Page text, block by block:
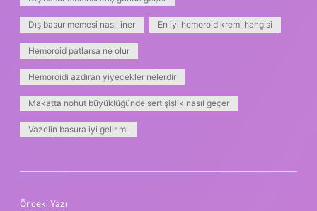
Dış basur memesi nasıl iner En iyi hemoroid kremi hangisi
Hemoroid patlarsa ne olur
Hemoroidi azdıran yiyecekler nelerdir
Makatta nohut büyüklüğünde sert şişlik nasıl geçer
Vazelin basura iyi gelir mi
Önceki Yazı